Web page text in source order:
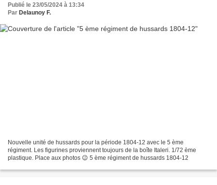
Publié le 23/05/2024 à 13:34
Par Delaunoy F.
Nouvelle unité de hussards pour la période 1804-12 avec le 5 ème
régiment. Les figurines proviennent toujours de la boîte Italeri. 1/72 ème
plastique. Place aux photos 😉 5 ème régiment de hussards 1804-12